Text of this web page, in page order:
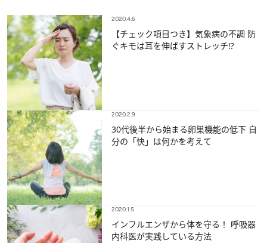
2020.4.6
【チェック項目つき】気象病の不調 防
ぐキモは耳を伸ばすストレッチ⁉
2020.2.9
30代後半から始まる卵巣機能の低下 自
分の「快」は何かを考えて
2020.1.5
インフルエンザから体を守る！ 呼吸器
内科医が実践している方法